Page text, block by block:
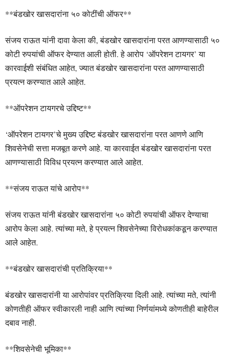
**बंडखोर खासदारांना ५० कोटींची ऑफर**
संजय राऊत यांनी दावा केला की, बंडखोर खासदारांना परत आणण्यासाठी ५०
कोटी रुपयांची ऑफर देण्यात आली होती. हे आरोप ‘ऑपरेशन टायगर’ या
कारवाईशी संबंधित आहेत, ज्यात बंडखोर खासदारांना परत आणण्यासाठी
प्रयत्न करण्यात आले आहेत.
**ऑपरेशन टायगरचे उद्दिष्ट**
‘ऑपरेशन टायगर’चे मुख्य उद्दिष्ट बंडखोर खासदारांना परत आणणे आणि
शिवसेनेची सत्ता मजबूत करणे आहे. या कारवाईत बंडखोर खासदारांना परत
आणण्यासाठी विविध प्रयत्न करण्यात आले आहेत.
**संजय राऊत यांचे आरोप**
संजय राऊत यांनी बंडखोर खासदारांना ५० कोटी रुपयांची ऑफर देण्याचा
आरोप केला आहे. त्यांच्या मते, हे प्रयत्न शिवसेनेच्या विरोधकांकडून करण्यात
आले आहेत.
**बंडखोर खासदारांची प्रतिक्रिया**
बंडखोर खासदारांनी या आरोपांवर प्रतिक्रिया दिली आहे. त्यांच्या मते, त्यांनी
कोणतीही ऑफर स्वीकारली नाही आणि त्यांच्या निर्णयांमध्ये कोणतीही बाहेरील
दबाव नाही.
**शिवसेनेची भूमिका**